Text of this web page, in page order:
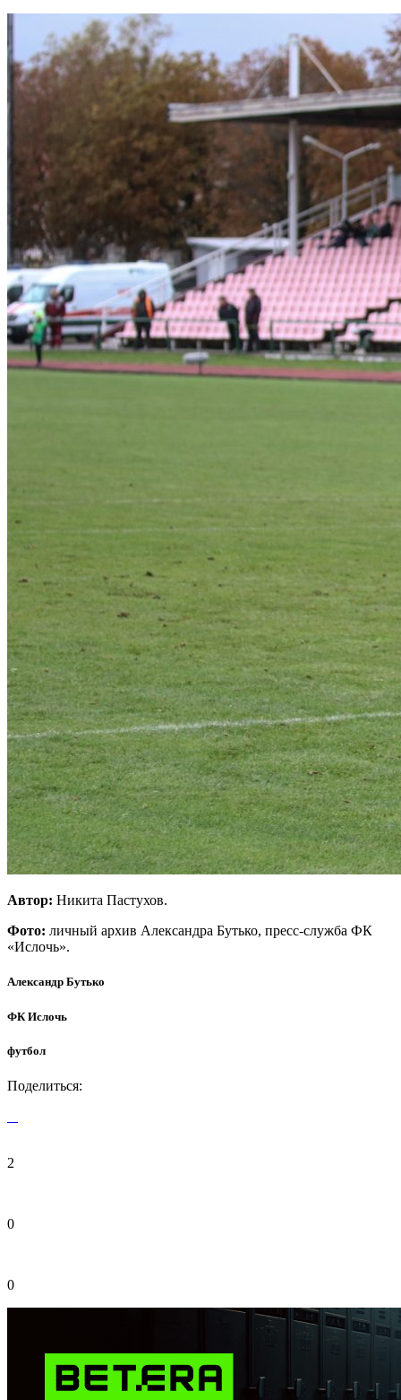
Автор: Никита Пастухов.
Фото: личный архив Александра Бутько, пресс-служба ФК
«Ислочь».
Александр Бутько
ФК Ислочь
футбол
Поделиться:
2
0
0